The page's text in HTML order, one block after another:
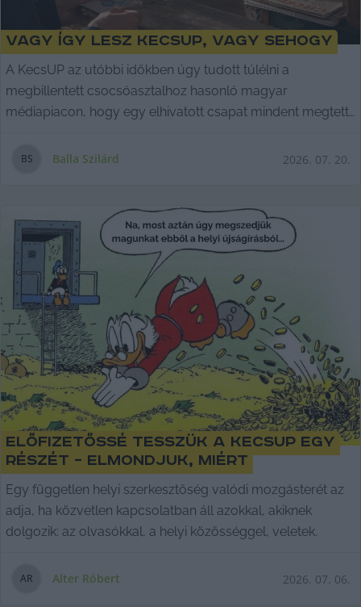
Vagy így lesz KecsUP, vagy sehogy
A KecsUP az utóbbi időkben úgy tudott túlélni a
megbillentett csocsóasztalhoz hasonló magyar
médiapiacon, hogy egy elhivatott csapat mindent megtett
BS Balla Szilárd 2026. 07. 20.
Előfizetőssé tesszük a KecsUP egy
részét – elmondjuk, miért
Egy független helyi szerkesztőség valódi mozgásterét az
adja, ha közvetlen kapcsolatban áll azokkal, akiknek
dolgozik: az olvasókkal, a helyi közösséggel, veletek.
AR Alter Róbert 2026. 07. 06.